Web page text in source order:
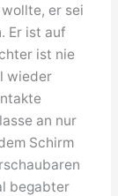
er sei
Er ist auf
ist nie
wieder
an nur
Schirm
begabter